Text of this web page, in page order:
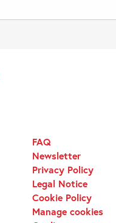
FAQ
Newsletter
Privacy Policy
Legal Notice
Cookie Policy
Manage cookies